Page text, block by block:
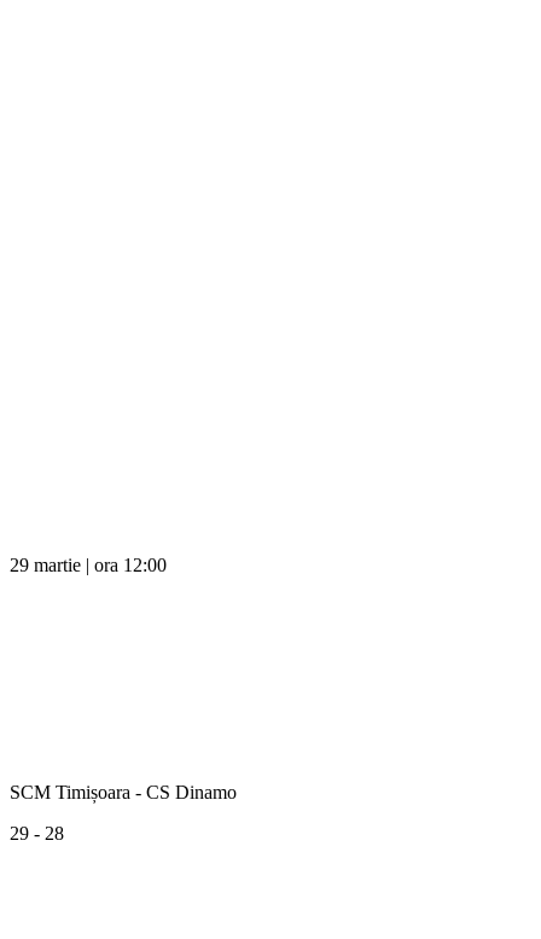
29 martie | ora 12:00
SCM Timișoara - CS Dinamo
29 - 28